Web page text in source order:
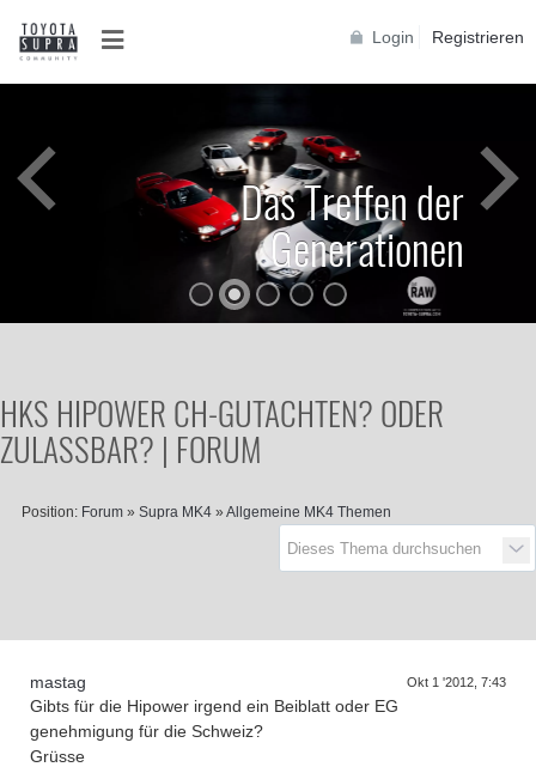
Login Registrieren
D
a
s
T
r
e
f
f
e
n
d
e
r
G
e
n
e
r
a
t
i
o
n
e
n
Das Treffen der
Generationen
HKS HIPOWER CH-GUTACHTEN? ODER
ZULASSBAR? | FORUM
Position: Forum » Supra MK4 » Allgemeine MK4 Themen
mastag Okt 1 '2012, 7:43
Gibts für die Hipower irgend ein Beiblatt oder EG
genehmigung für die Schweiz?
Grüsse